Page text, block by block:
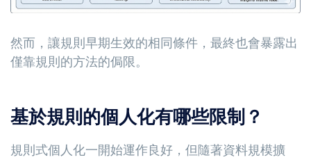
然而，讓規則早期生效的相同條件，最終也會暴露出
僅靠規則的方法的侷限。
基於規則的個人化有哪些限制？
規則式個人化一開始運作良好，但隨著資料規模擴